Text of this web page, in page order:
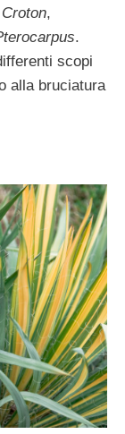
Croton,
.
scopi
alla bruciatura